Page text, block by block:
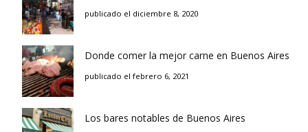
publicado el diciembre 8, 2020
Donde comer la mejor carne en Buenos Aires
publicado el febrero 6, 2021
Los bares notables de Buenos Aires